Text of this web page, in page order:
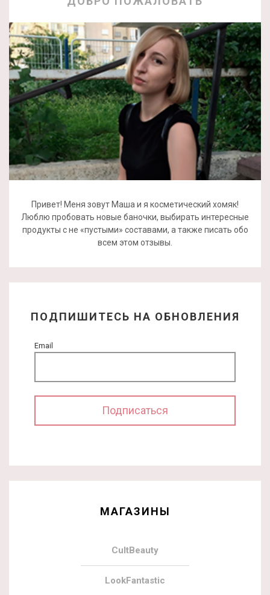
Привет! Меня зовут Маша и я косметический хомяк!
Люблю пробовать новые баночки, выбирать интересные
продукты с не «пустыми» составами, а также писать обо
всем этом отзывы.
ПОДПИШИТЕСЬ НА ОБНОВЛЕНИЯ
Email
МАГАЗИНЫ
CultBeauty
LookFantastic